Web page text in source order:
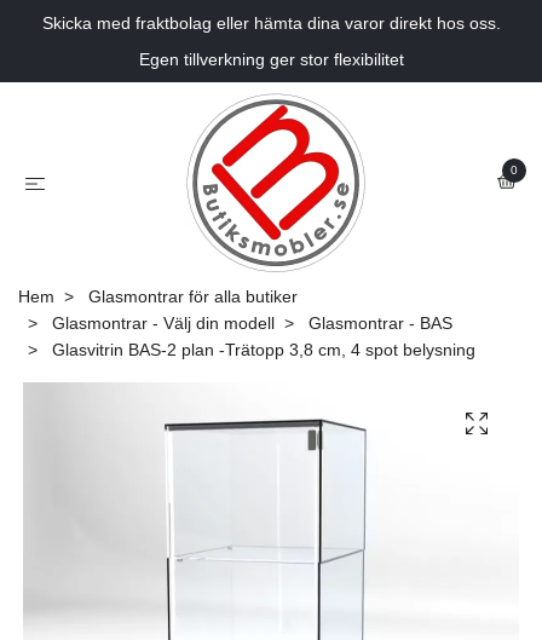
Skicka med fraktbolag eller hämta dina varor direkt hos oss.
Egen tillverkning ger stor flexibilitet
0
Hem
Glasmontrar för alla butiker
Glasmontrar - Välj din modell
Glasmontrar - BAS
Glasvitrin BAS-2 plan -Trätopp 3,8 cm, 4 spot belysning